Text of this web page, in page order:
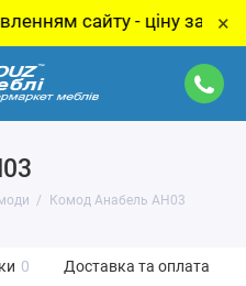
сайту - ціну за товар ×
Комод Анабель АН03
0 Доставка та оплата